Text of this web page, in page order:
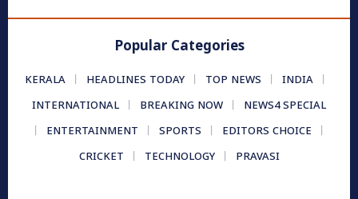
Popular Categories
KERALA HEADLINES TODAY TOP NEWS
INDIA
INTERNATIONAL
BREAKING NOW
NEWS4 SPECIAL
ENTERTAINMENT
SPORTS
EDITORS CHOICE
CRICKET
TECHNOLOGY PRAVASI